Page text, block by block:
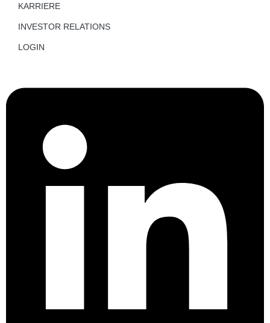
KARRIERE
INVESTOR RELATIONS
LOGIN